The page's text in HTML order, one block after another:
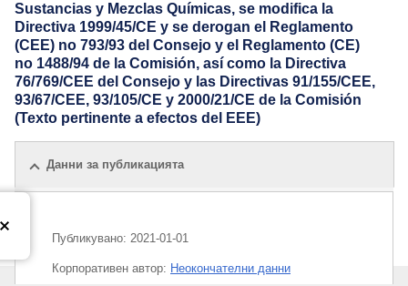
Sustancias y Mezclas Químicas, se modifica la
Directiva 1999/45/CE y se derogan el Reglamento
(CEE) no 793/93 del Consejo y el Reglamento (CE)
no 1488/94 de la Comisión, así como la Directiva
76/769/CEE del Consejo y las Directivas 91/155/CEE,
93/67/CEE, 93/105/CE y 2000/21/CE de la Comisión
(Texto pertinente a efectos del EEE)
Данни за публикацията
Публикувано: 2021-01-01
Корпоративен aвтор: Неокончателни данни